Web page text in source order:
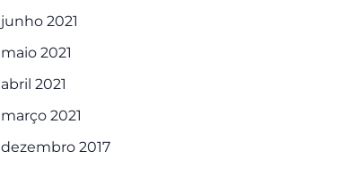
junho 2021
maio 2021
abril 2021
março 2021
dezembro 2017